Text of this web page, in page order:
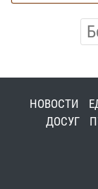
НОВОСТИ
ДОСУГ